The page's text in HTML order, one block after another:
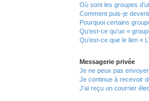
Où sont les groupes
Comment puis-je
Pourquoi certains
Qu’est-ce qu’un «
Qu’est-ce que le lien «
Messagerie privée
Je ne peux pas
Je continue à recevoir
J’ai reçu un courrier